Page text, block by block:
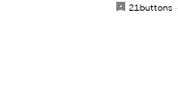
21buttons·